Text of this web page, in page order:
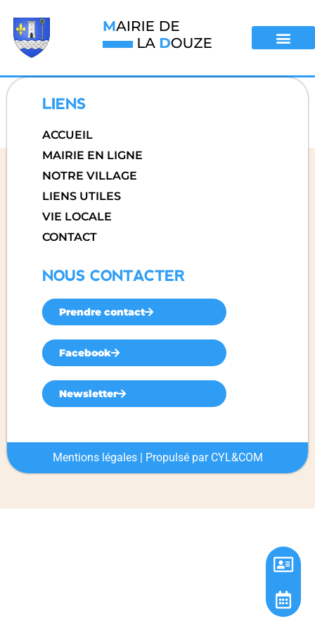
LIENS
ACCUEIL
MAIRIE EN LIGNE
NOTRE VILLAGE
LIENS UTILES
VIE LOCALE
CONTACT
NOUS CONTACTER
Prendre contact
Facebook
Newsletter
Mentions légales| Propulsé par CYL&COM